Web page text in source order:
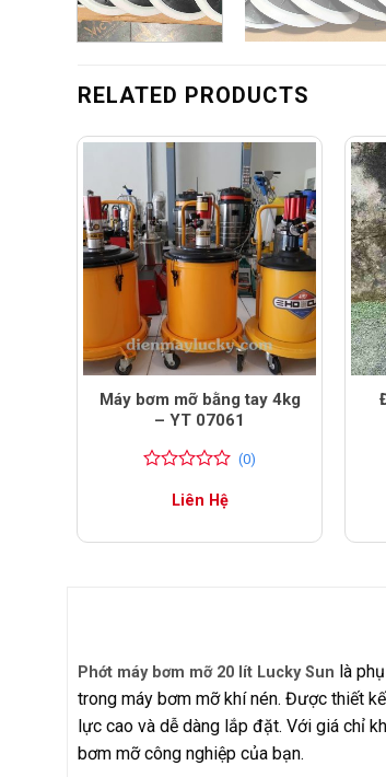
RELATED PRODUCTS
Máy bơm mỡ bằng tay 4kg
– YT 07061
(0)
Liên Hệ
Phớt máy bơm mỡ 20 lít Lucky Sun là
trong máy bơm mỡ khí nén. Được thiết
lực cao và dễ dàng lắp đặt. Với giá chỉ
bơm mỡ công nghiệp của bạn.